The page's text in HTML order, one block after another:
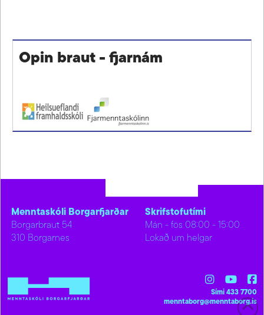
Opin braut - fjarnám
Menntaskóli Borgarfjarðar
Borgarbraut 54
310 Borgarnes
Skrifstofutími
Mán - fös 08:00 - 15:00
Lokað um helgar
Sími 433 7700
menntaborg@menntaborg.is